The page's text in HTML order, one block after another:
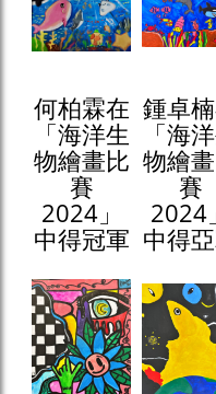
何柏霖在
「海洋生
物繪畫比
賽
2024」
中得冠軍
鍾卓
「海
物繪
賽
2024」
中得